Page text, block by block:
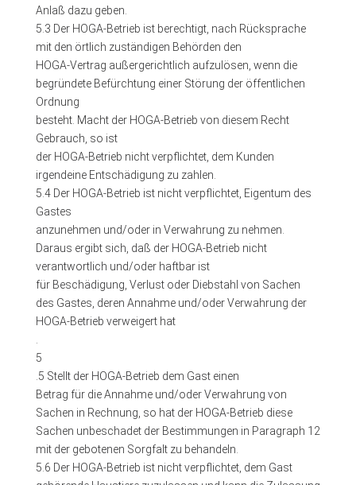
Anlaß dazu geben.
5.3 Der HOGA-Betrieb ist berechtigt, nach Rücksprache
mit den örtlich zuständigen Behörden den
HOGA-Vertrag außergerichtlich aufzulösen, wenn die
begründete Befürchtung einer Störung der öffentlichen
Ordnung
besteht. Macht der HOGA-Betrieb von diesem Recht
Gebrauch, so ist
der HOGA-Betrieb nicht verpflichtet, dem Kunden
irgendeine Entschädigung zu zahlen.
5.4 Der HOGA-Betrieb ist nicht verpflichtet, Eigentum des
Gastes
anzunehmen und/oder in Verwahrung zu nehmen.
Daraus ergibt sich, daß der HOGA-Betrieb nicht
verantwortlich und/oder haftbar ist
für Beschädigung, Verlust oder Diebstahl von Sachen
des Gastes, deren Annahme und/oder Verwahrung der
HOGA-Betrieb verweigert hat
5
.5 Stellt der HOGA-Betrieb dem Gast einen
Betrag für die Annahme und/oder Verwahrung von
Sachen in Rechnung, so hat der HOGA-Betrieb diese
Sachen unbeschadet der Bestimmungen in Paragraph 12
mit der gebotenen Sorgfalt zu behandeln.
5.6 Der HOGA-Betrieb ist nicht verpflichtet, dem Gast